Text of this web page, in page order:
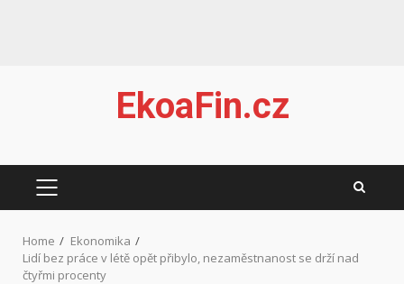
EkoaFin.cz
PRIMARY
Home
Ekonomika
Lidí bez práce v létě opět přibylo, nezaměstnanost se drží nad
čtyřmi procenty